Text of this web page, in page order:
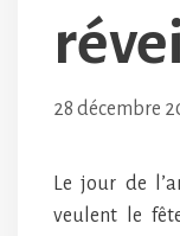
28 décembre
Le jour de
veulent le